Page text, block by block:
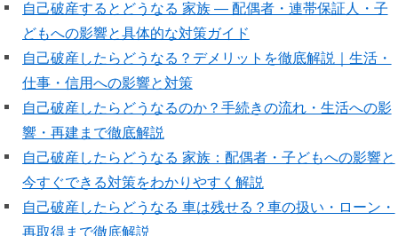
自己破産するとどうなる 家族 — 配偶者・連帯保証人・子
どもへの影響と具体的な対策ガイド
自己破産したらどうなる？デメリットを徹底解説｜生活・
仕事・信用への影響と対策
自己破産したらどうなるのか？手続きの流れ・生活への影
響・再建まで徹底解説
自己破産したらどうなる 家族：配偶者・子どもへの影響と
今すぐできる対策をわかりやすく解説
自己破産したらどうなる 車は残せる？車の扱い・ローン・
再取得まで徹底解説